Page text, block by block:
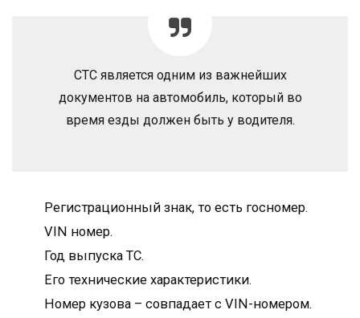
СТС является одним из важнейших
документов на автомобиль, который во
время езды должен быть у водителя.
Регистрационный знак, то есть госномер.
VIN номер.
Год выпуска ТС.
Его технические характеристики.
Номер кузова – совпадает с VIN-номером.